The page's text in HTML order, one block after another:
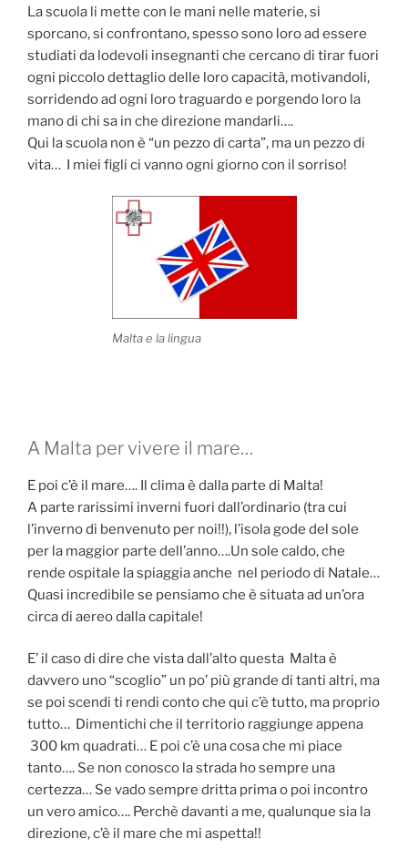
La scuola li mette con le mani nelle materie, si
sporcano, si confrontano, spesso sono loro ad essere
studiati da lodevoli insegnanti che cercano di tirar fuori
ogni piccolo dettaglio delle loro capacità, motivandoli,
sorridendo ad ogni loro traguardo e porgendo loro la
mano di chi sa in che direzione mandarli….
Qui la scuola non è “un pezzo di carta”, ma un pezzo di
vita… I miei figli ci vanno ogni giorno con il sorriso!
Malta e la lingua
A Malta per vivere il mare…
E poi c’è il mare…. Il clima è dalla parte di Malta!
A parte rarissimi inverni fuori dall’ordinario (tra cui
l’inverno di benvenuto per noi!!), l’isola gode del sole
per la maggior parte dell’anno….Un sole caldo, che
rende ospitale la spiaggia anche nel periodo di Natale…
Quasi incredibile se pensiamo che è situata ad un’ora
circa di aereo dalla capitale!
E’ il caso di dire che vista dall’alto questa Malta è
davvero uno “scoglio” un po’ più grande di tanti altri, ma
se poi scendi ti rendi conto che qui c’è tutto, ma proprio
tutto… Dimentichi che il territorio raggiunge appena
300 km quadrati… E poi c’è una cosa che mi piace
tanto…. Se non conosco la strada ho sempre una
certezza… Se vado sempre dritta prima o poi incontro
un vero amico…. Perchè davanti a me, qualunque sia la
direzione, c’è il mare che mi aspetta!!